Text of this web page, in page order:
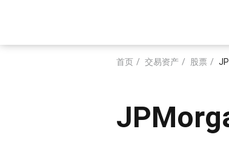
主
Main
包
首页 交易资产 股票